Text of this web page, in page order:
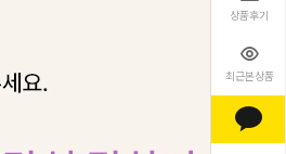
상품후기
최근본상품